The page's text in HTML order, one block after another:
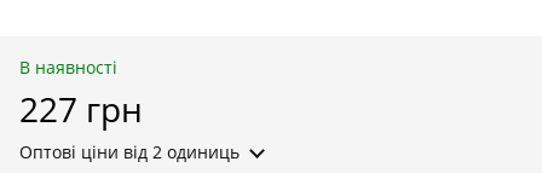
В наявності
227 грн
Оптові ціни від 2 одиниць